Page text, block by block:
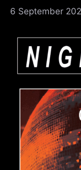
6 September